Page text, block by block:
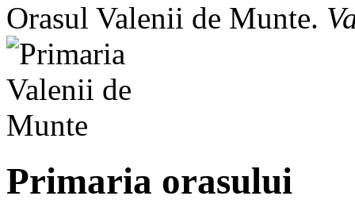
Orasul Valenii de Munte.
Primaria orasului